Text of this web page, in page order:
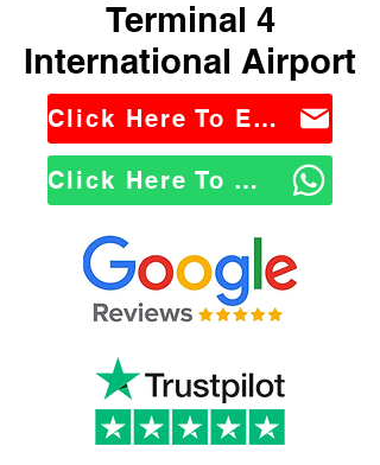
Terminal 4
International Airport
Click Here To Email Us
Click Here To WhatsApp Us